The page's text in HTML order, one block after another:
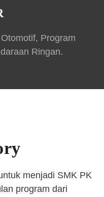
Program
Ringan.
menjadi SMK PK
program dari